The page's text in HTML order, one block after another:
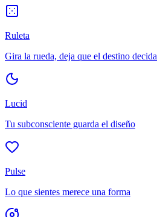
Ruleta
Gira la rueda, deja que el destino decida
Lucid
Tu subconsciente guarda el diseño
Pulse
Lo que sientes merece una forma